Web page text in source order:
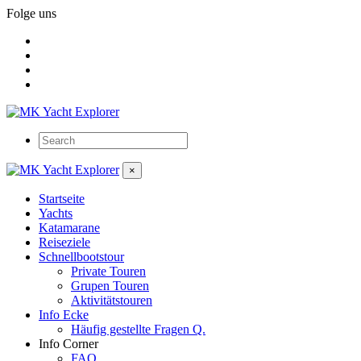
Folge uns
×
Startseite
Yachts
Katamarane
Reiseziele
Schnellbootstour
Private Touren
Grupen Touren
Aktivitätstouren
Info Ecke
Häufig gestellte Fragen Q.
Info Corner
FAQ